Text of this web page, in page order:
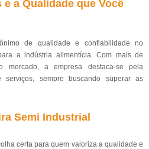
a Qualidade que Você
de qualidade e confiabilidade no
a indústria alimentícia. Com mais de
mercado, a empresa destaca-se pela
sempre buscando superar as
Semi Industrial
certa para quem valoriza a qualidade e